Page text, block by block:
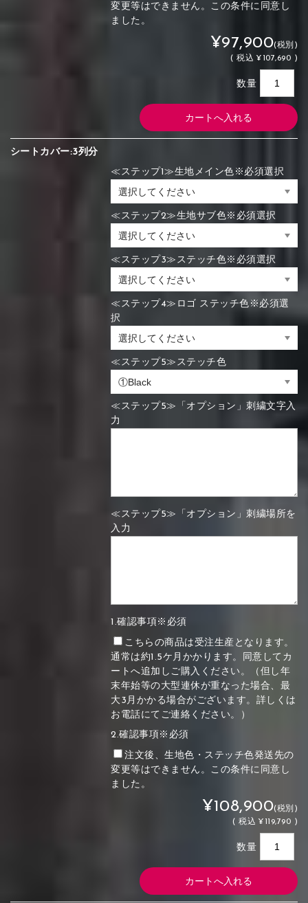
変更等はできません。この条件に同意し
ました。
¥97,900(税別)
(税込 ¥107,690 )
数量
シートカバー:3列分
≪ステップ1≫生地メイン色※必須選択
≪ステップ2≫生地サブ色※必須選択
≪ステップ3≫ステッチ色※必須選択
≪ステップ4≫ロゴ ステッチ色※必須選
択
≪ステップ5≫ステッチ色
≪ステップ5≫「オプション」刺繍文字入
力
≪ステップ5≫「オプション」刺繍場所を
入力
1.確認事項※必須
こちらの商品は受注生産となります。
通常は約1.5ケ月かかります。同意してカ
ートへ追加しご購入ください。（但し年
末年始等の大型連休が重なった場合、最
大3月かかる場合がございます。詳しくは
お電話にてご連絡ください。）
2.確認事項※必須
注文後、生地色・ステッチ色発送先の
変更等はできません。この条件に同意し
ました。
¥108,900(税別)
(税込 ¥119,790 )
数量